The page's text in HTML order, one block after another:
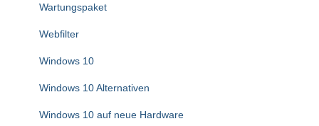
Wartungspaket
Webfilter
Windows 10
Windows 10 Alternativen
Windows 10 auf neue Hardware